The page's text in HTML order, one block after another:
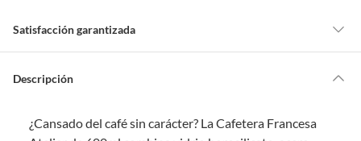
Satisfacción garantizada
de la compra.
comprado por internet y que hay ciertas categorías que no tienen este
Descripción
¿Cansado del café sin carácter? La Cafetera Francesa